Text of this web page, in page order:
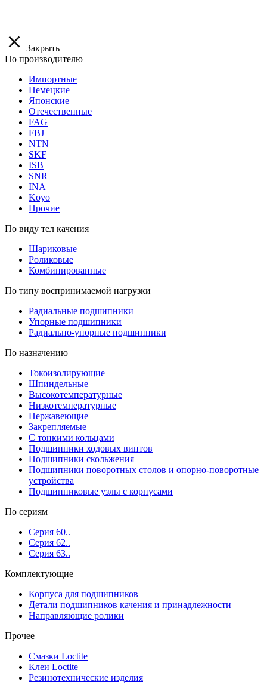
Закрыть
По производителю
Импортные
Немецкие
Японские
Отечественные
FAG
FBJ
NTN
SKF
ISB
SNR
INA
Koyo
Прочие
По виду тел качения
Шариковые
Роликовые
Комбинированные
По типу воспринимаемой нагрузки
Радиальные подшипники
Упорные подшипники
Радиально-упорные подшипники
По назначению
Токоизолирующие
Шпиндельные
Высокотемпературные
Низкотемпературные
Нержавеющие
Закрепляемые
С тонкими кольцами
Подшипники ходовых винтов
Подшипники скольжения
Подшипники поворотных столов и опорно-поворотные
устройства
Подшипниковые узлы с корпусами
По сериям
Серия 60..
Серия 62..
Серия 63..
Комплектующие
Корпуса для подшипников
Детали подшипников качения и принадлежности
Направляющие ролики
Прочее
Смазки Loctite
Клеи Loctite
Резинотехнические изделия